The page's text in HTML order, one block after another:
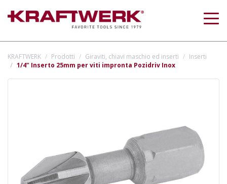
KRAFTWERK Prodotti Giraviti, chiavi maschio ed inserti
Inserti
1/4" Inserto 25mm per viti impronta Pozidriv Inox